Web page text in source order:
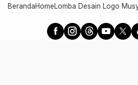
BerandaHomeLomba Desain Logo